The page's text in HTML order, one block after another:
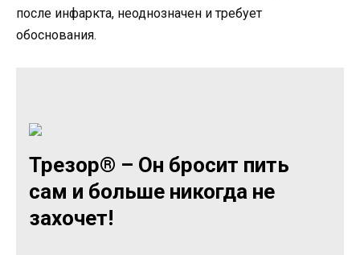
после инфаркта, неоднозначен и требует
обоснования.
Трезор® – Он бросит пить
сам и больше никогда не
захочет!